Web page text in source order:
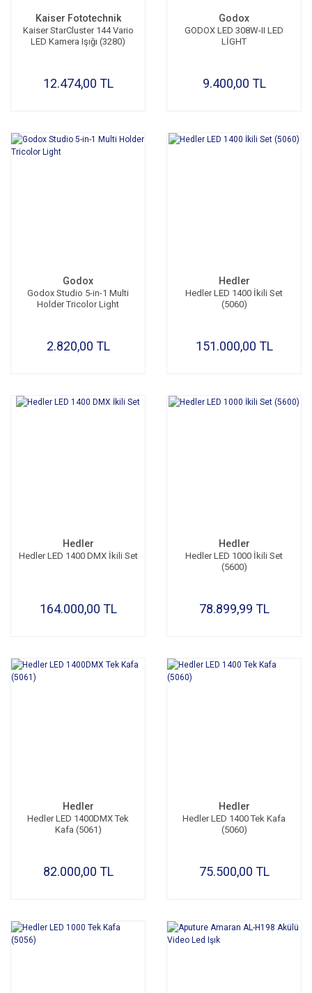
Kaiser Fototechnik
Kaiser StarCluster 144 Vario
LED Kamera Işığı (3280)
12.474,00 TL
Godox
GODOX LED 308W-II LED
LİGHT
9.400,00 TL
Godox
Godox Studio 5-in-1 Multi
Holder Tricolor Light
2.820,00 TL
Hedler
Hedler LED 1400 İkili Set
(5060)
151.000,00 TL
Hedler
Hedler LED 1400 DMX İkili Set
164.000,00 TL
Hedler
Hedler LED 1000 İkili Set
(5600)
78.899,99 TL
Hedler
Hedler LED 1400DMX Tek
Kafa (5061)
82.000,00 TL
Hedler
Hedler LED 1400 Tek Kafa
(5060)
75.500,00 TL